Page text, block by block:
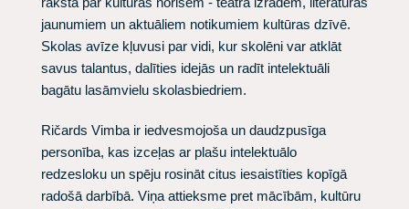
jaunumiem un aktuāliem notikumiem kultūras dzīvē.
Skolas avīze kļuvusi par vidi, kur skolēni var atklāt
savus talantus, dalīties idejās un radīt intelektuāli
bagātu lasāmvielu skolasbiedriem.
Ričards Vimba ir iedvesmojoša un daudzpusīga
personība, kas izceļas ar plašu intelektuālo
redzesloku un spēju rosināt citus iesaistīties kopīgā
radošā darbībā. Viņa attieksme pret mācībām, kultūru